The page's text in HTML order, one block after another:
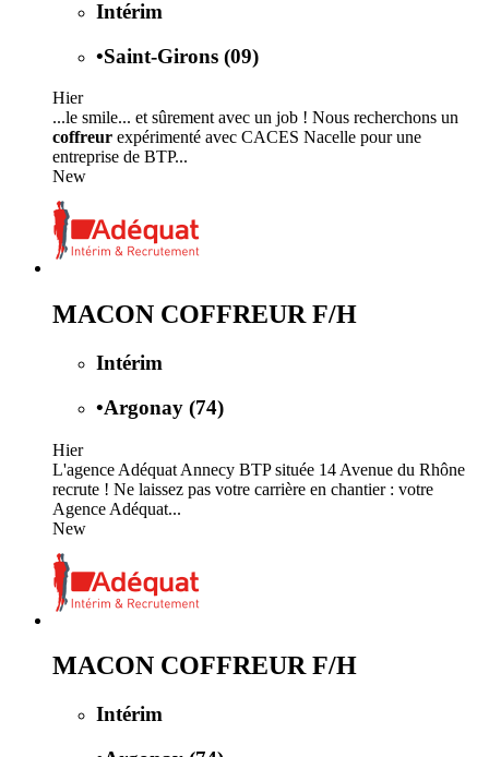
Intérim
•Saint-Girons (09)
Hier
...le smile... et sûrement avec un job ! Nous recherchons un
coffreur expérimenté avec CACES Nacelle pour une
entreprise de BTP...
New
MACON COFFREUR F/H
Intérim
•Argonay (74)
Hier
L'agence Adéquat Annecy BTP située 14 Avenue du Rhône
recrute ! Ne laissez pas votre carrière en chantier : votre
Agence Adéquat...
New
MACON COFFREUR F/H
Intérim